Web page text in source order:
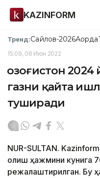
KAZINFORM
Тренд:Сайлов-2026Ақорда
15:09, 06 Июн 2022
Қозоғистон
газни қайта
туширади
NUR-SULTAN.
олиш ҳажмини кунига
режалаштирилган. Бу